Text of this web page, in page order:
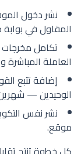
نشر دخول
المقاول في بوابة
تكامل
العاملة المباشرة
إضافة تتبع
الوحيدين —
نشر نفس
موقع.